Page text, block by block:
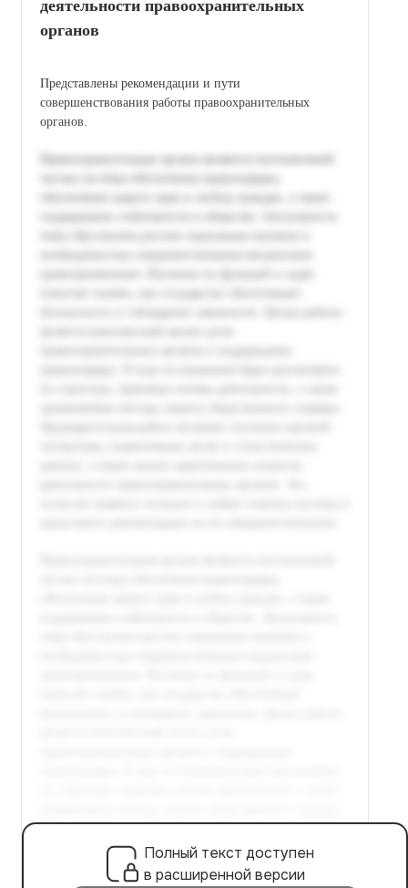
деятельности правоохранительных
органов
Представлены рекомендации и пути
совершенствования работы правоохранительных
органов.
Полный текст доступен
в расширенной версии